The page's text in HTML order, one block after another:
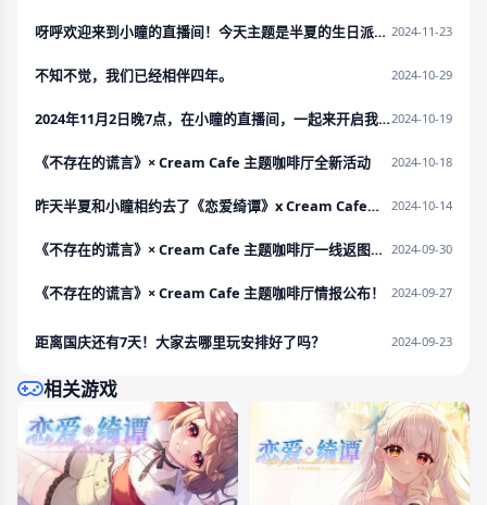
呀呼欢迎来到小瞳的直播间！今天主题是半夏的生日派对(*▽*) 2024-11-23
不知不觉，我们已经相伴四年。 2024-10-29
2024年11月2日晚7点，在小瞳的直播间，一起来开启我们即将相伴而行的第五年吧！2024-10-19
《不存在的谎言》× Cream Cafe 主题咖啡厅全新活动 2024-10-18
昨天半夏和小瞳相约去了《恋爱绮谭》x Cream Cafe主题联动咖啡厅！ 2024-10-14
《不存在的谎言》× Cream Cafe 主题咖啡厅一线返图来啦！ 2024-09-30
《不存在的谎言》× Cream Cafe 主题咖啡厅情报公布！ 2024-09-27
距离国庆还有7天！大家去哪里玩安排好了吗？ 2024-09-23
相关游戏